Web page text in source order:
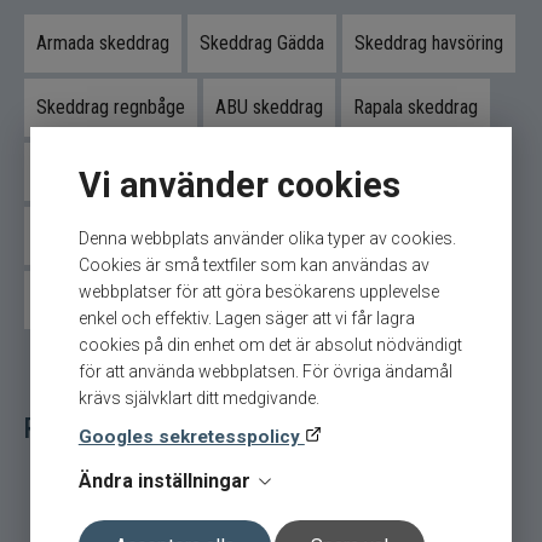
Vi använder cookies
Denna webbplats använder olika typer av cookies.
Cookies är små textfiler som kan användas av
webbplatser för att göra besökarens upplevelse
enkel och effektiv. Lagen säger att vi får lagra
cookies på din enhet om det är absolut nödvändigt
för att använda webbplatsen. För övriga ändamål
krävs självklart ditt medgivande.
Googles sekretesspolicy
Ändra inställningar
fisket efter regnbåge. Den dansande, vickande
gången skapar starka impulser i vattnet som
levererar Shaky Spoon en presentation som
gång på gång lurar fisken till hugg.
Vickande gång med maximal
attraktionskraft
oregelbunden rörelse som fungerar både vid
långsam och något snabbare hemtagning.
Armada skeddrag Skeddrag Gädda Skeddrag havsöring
Skeddrag regnbåge ABU skeddrag Rapala skeddrag
IFish skeddrag Långedrag Viking herring skeddrag
Magic Minnow skeddrag Sölvkroken skeddrag
Westin skeddrag Övriga skeddrag
Relaterade fiskeredskap för ditt fiske